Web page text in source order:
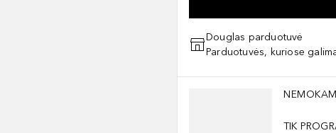
Douglas parduotuvė
Parduotuvės, kuriose
Praleisti slankiklį
TIK